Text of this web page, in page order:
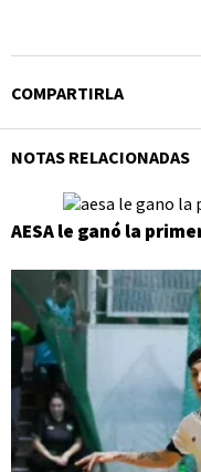
COMPARTIRLA
NOTAS RELACIONADAS
AESA le ganó la